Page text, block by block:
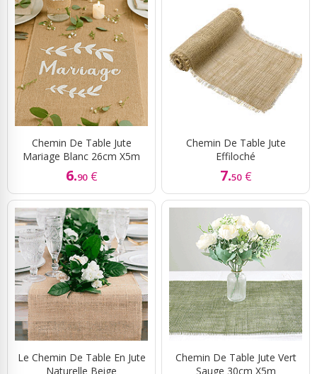
Chemin De Table Jute
Mariage Blanc 26cm X5m
6.90 €
Chemin De Table Jute
Effiloché
7.50 €
Le Chemin De Table En Jute
Naturelle Beige
Chemin De Table Jute Vert
Sauge 30cm X5m